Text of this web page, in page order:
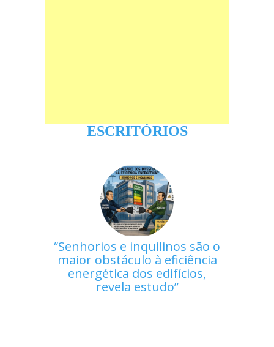
ESCRITÓRIOS
Senhorios e inquilinos são o
maior obstáculo à eficiência
energética dos edifícios,
revela estudo